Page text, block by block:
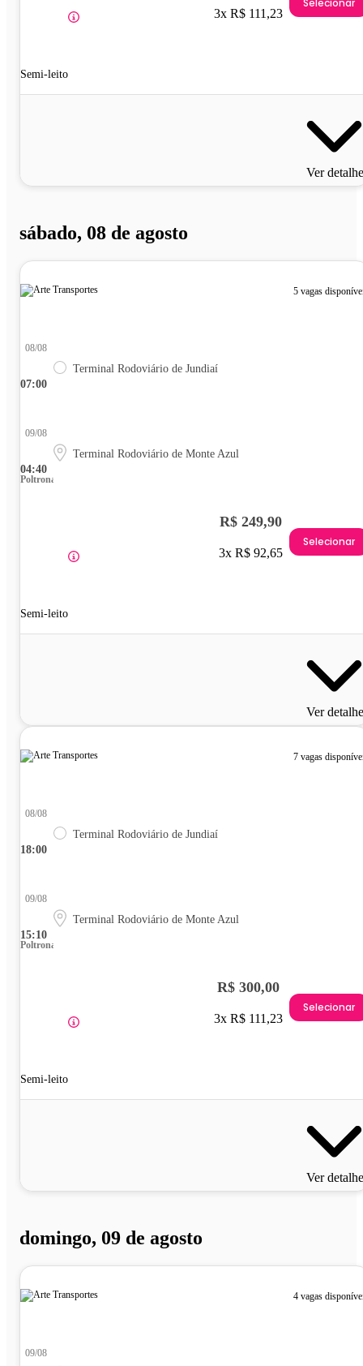
Semi-leito
3x R$ 111,23
Ver
sábado, 08 de agosto
5 vagas
07:00
08/08
Terminal Rodoviário de Jundiaí
04:40
09/08
Terminal Rodoviário de Monte Azul
Poltrona
Semi-leito
R$ 249,90
3x R$ 92,65
Selecionar
Ver
7 vagas
18:00
08/08
Terminal Rodoviário de Jundiaí
15:10
09/08
Terminal Rodoviário de Monte Azul
Poltrona
Semi-leito
R$ 300,00
3x R$ 111,23
Selecionar
Ver
domingo, 09 de agosto
4 vagas
09/08